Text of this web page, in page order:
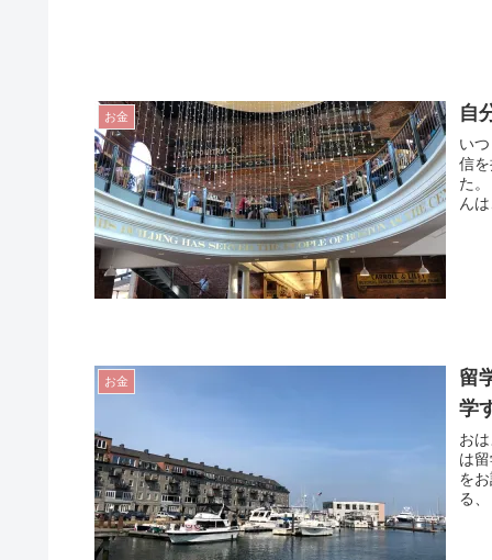
お金 自
い
信
た
ん
お金
留
学
お
は
を
る